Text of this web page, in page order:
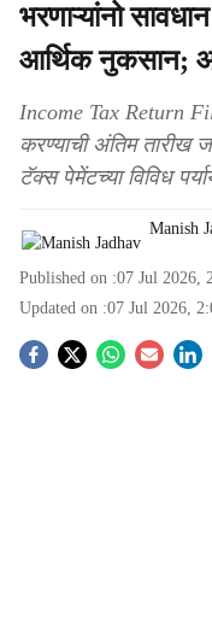
भरणाऱ्यांनो
आर्थिक नुकसान;
Income Tax Return
करण्याची अंतिम
टॅक्स पेमेंटच्या विविध
Manish
Published on :07 Jul 2026,
Updated on :07 Jul 2026,
S